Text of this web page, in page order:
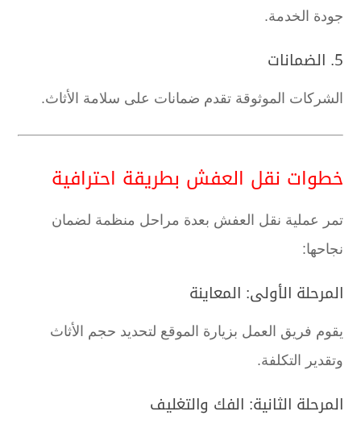
جودة الخدمة.
5. الضمانات
الشركات الموثوقة تقدم ضمانات على سلامة الأثاث.
خطوات نقل العفش بطريقة احترافية
تمر عملية نقل العفش بعدة مراحل منظمة لضمان
نجاحها:
المرحلة الأولى: المعاينة
يقوم فريق العمل بزيارة الموقع لتحديد حجم الأثاث
وتقدير التكلفة.
المرحلة الثانية: الفك والتغليف